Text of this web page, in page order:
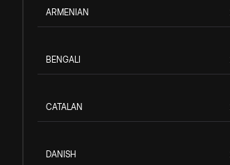
ARMENIAN
BENGALI
CATALAN
DANISH